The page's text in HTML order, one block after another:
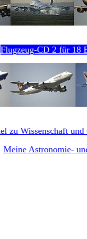
Flugzeug-CD 2 für 18
zu Wissenschaft
Meine Astronomie-